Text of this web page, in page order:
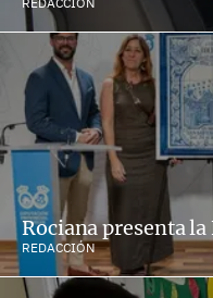
Rociana presenta
REDACCIÓN